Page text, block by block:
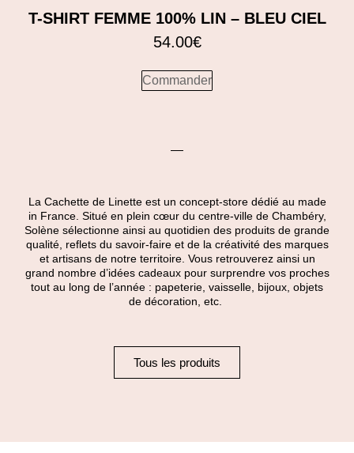
T-SHIRT FEMME 100% LIN – BLEU CIEL
54.00€
Commander
La Cachette de Linette est un concept-store dédié au made
in France. Situé en plein cœur du centre-ville de Chambéry,
Solène sélectionne ainsi au quotidien des produits de grande
qualité, reflets du savoir-faire et de la créativité des marques
et artisans de notre territoire. Vous retrouverez ainsi un
grand nombre d’idées cadeaux pour surprendre vos proches
tout au long de l’année : papeterie, vaisselle, bijoux, objets
de décoration, etc.
Tous les produits